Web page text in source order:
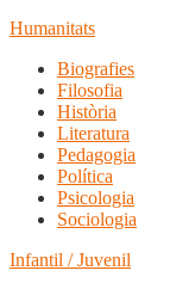
Humanitats
Biografies
Filosofia
Història
Literatura
Pedagogia
Política
Psicologia
Sociologia
Infantil / Juvenil